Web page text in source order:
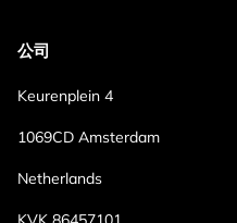
公司
Keurenplein 4
1069CD Amsterdam
Netherlands